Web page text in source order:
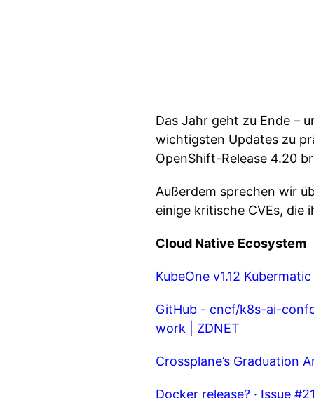
Das Jahr geht zu Ende –
wichtigsten Updates zu
OpenShift-Release 4.20
Außerdem sprechen wir
einige kritische CVEs, die
Cloud Native Ecosystem
KubeOne v1.12
GitHub - cncf/k8s-ai-
work | ZDNET
Crossplane’s Graduation
Docker release? · Issue